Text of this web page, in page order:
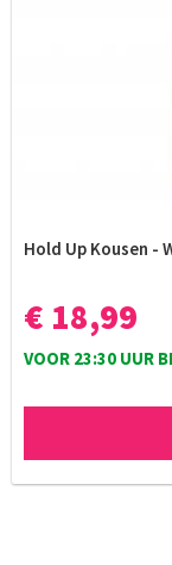
Hold Up Kousen -
€ 18,99
VOOR 23:30 UUR